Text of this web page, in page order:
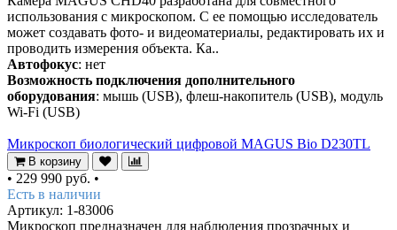
использования с микроскопом. С ее помощью исследователь
может создавать фото- и видеоматериалы, редактировать их и
проводить измерения объекта. Ка..
Автофокус: нет
Возможность подключения дополнительного
оборудования: мышь (USB), флеш-накопитель (USB), модуль
Wi-Fi (USB)
Микроскоп биологический цифровой MAGUS Bio D230TL
В корзину
• 229 990 руб. •
Есть в наличии
Артикул: 1-83006
Микроскоп предназначен для наблюдения прозрачных и